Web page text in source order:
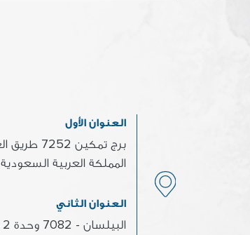
العنوان الأول
المملكة العربية السعودية
العنوان الثاني